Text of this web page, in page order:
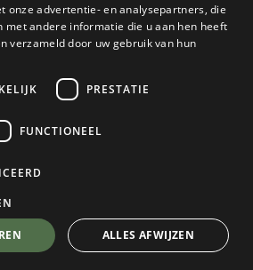
Nieuw!
Eska
VENTURO SHIELD -
LEATHER PALM
onze advertentie- en analysepartners, die
met andere informatie die u aan hen heeft
verzameld door uw gebruik van hun
PRESTATIE
FUNCTIONEEL
ALLES AFWIJZEN